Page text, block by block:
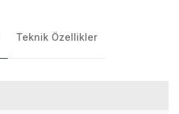
Teknik Özellikler